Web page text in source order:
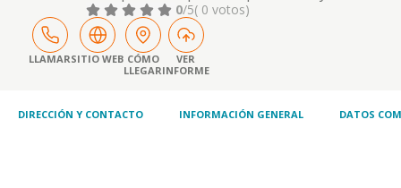
de bienes inmuebles de todas clases; la
promocion y construccion de toda clase de
obras, tanto propias como para terceros, ya
sean estas publicas o privadas.
0/5( 0 votos)
LLAMARSITIO WEB CÓMO
LLEGAR
VER
INFORME
DIRECCIÓN Y CONTACTO INFORMACIÓN GENERAL DATOS